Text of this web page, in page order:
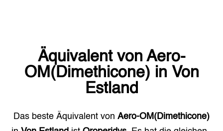
Äquivalent von Aero-
OM(Dimethicone) in Von
Estland
Das beste Äquivalent von Aero-OM(Dimethicone)